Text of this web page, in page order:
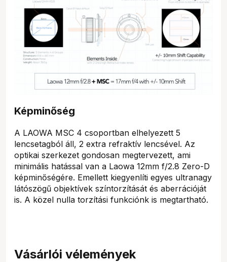
Képminőség
A LAOWA MSC 4 csoportban elhelyezett 5
lencsetagból áll, 2 extra refraktív lencsével. Az
optikai szerkezet gondosan megtervezett, ami
minimális hatással van a Laowa 12mm f/2.8 Zero-D
képminőségére. Emellett kiegyenlíti egyes ultranagy
látószögű objektívek színtorzítását és aberrációját
is. A közel nulla torzítási funkciónk is megtartható.
Vásárlói vélemények